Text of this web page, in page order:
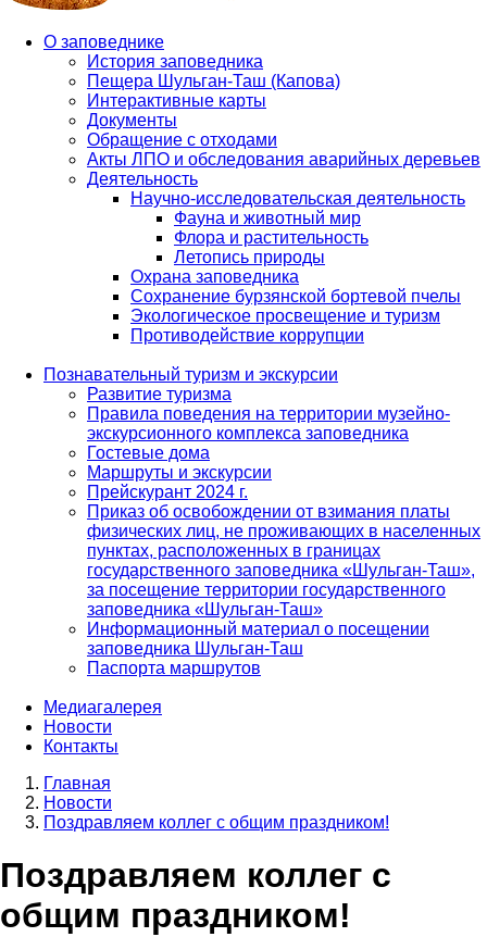
navigation
О заповеднике
История заповедника
Пещера Шульган-Таш (Капова)
Интерактивные карты
Документы
Обращение с отходами
Акты ЛПО и обследования аварийных деревьев
Деятельность
Научно-исследовательская деятельность
Фауна и животный мир
Флора и растительность
Летопись природы
Охрана заповедника
Сохранение бурзянской бортевой пчелы
Экологическое просвещение и туризм
Противодействие коррупции
Познавательный туризм и экскурсии
Развитие туризма
Правила поведения на территории музейно-
экскурсионного комплекса заповедника
Гостевые дома
Маршруты и экскурсии
Прейскурант 2024 г.
Приказ об освобождении от взимания платы
физических лиц, не проживающих в населенных
пунктах, расположенных в границах
государственного заповедника «Шульган-Таш»,
за посещение территории государственного
заповедника «Шульган-Таш»
Информационный материал о посещении
заповедника Шульган-Таш
Паспорта маршрутов
Медиагалерея
Новости
Контакты
Строка
навигации
Главная
Новости
Поздравляем коллег с общим праздником!
Поздравляем коллег с
общим праздником!